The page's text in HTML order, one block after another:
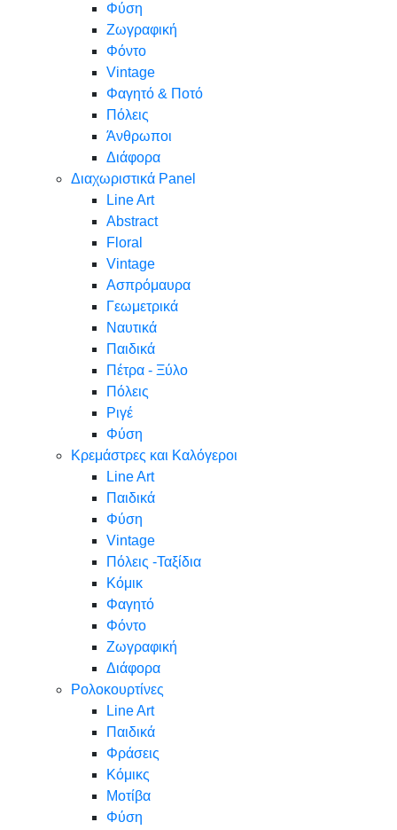
Φύση
Ζωγραφική
Φόντο
Vintage
Φαγητό & Ποτό
Πόλεις
Άνθρωποι
Διάφορα
Διαχωριστικά Panel
Line Art
Abstract
Floral
Vintage
Ασπρόμαυρα
Γεωμετρικά
Ναυτικά
Παιδικά
Πέτρα - Ξύλο
Πόλεις
Ριγέ
Φύση
Κρεμάστρες και Καλόγεροι
Line Art
Παιδικά
Φύση
Vintage
Πόλεις -Ταξίδια
Κόμικ
Φαγητό
Φόντο
Ζωγραφική
Διάφορα
Ρολοκουρτίνες
Line Art
Παιδικά
Φράσεις
Κόμικς
Μοτίβα
Φύση